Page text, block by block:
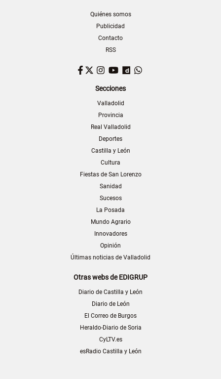
Quiénes somos
Publicidad
Contacto
RSS
Facebook
TwitterInstagram
YouTubeDailymotion
Secciones
Valladolid
Provincia
Real Valladolid
Deportes
Castilla y León
Cultura
Fiestas de San Lorenzo
Sanidad
Sucesos
La Posada
Mundo Agrario
Innovadores
Opinión
Últimas noticias de Valladolid
Otras webs de EDIGRUP
Diario de Castilla y León
Diario de León
El Correo de Burgos
Heraldo-Diario de Soria
CyLTV.es
esRadio Castilla y León